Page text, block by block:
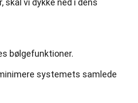
skal vi dykke ned i dens
bølgefunktioner.
systemets samlede